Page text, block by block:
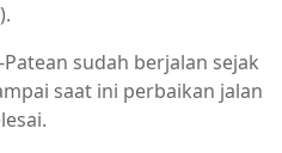
sudah berjalan sejak
saat ini perbaikan jalan